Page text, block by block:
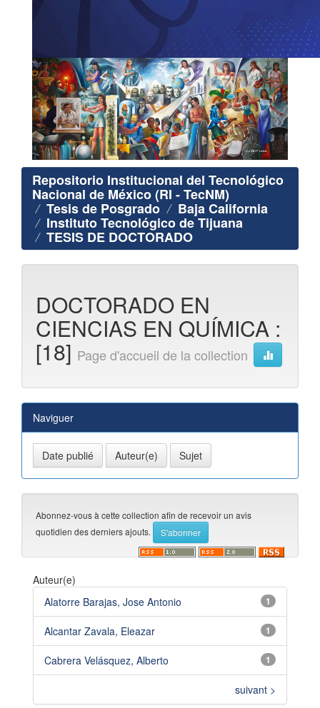
Repositorio Institucional del Tecnológico
Nacional de México (RI - TecNM)
Tesis de Posgrado Baja California
Instituto Tecnológico de Tijuana
TESIS DE DOCTORADO
DOCTORADO EN
CIENCIAS EN QUÍMICA :
[18] Page d'accueil de la collection
Naviguer
Abonnez-vous à cette collection afin de recevoir un avis
quotidien des derniers ajouts.
Auteur(e)
1
Alatorre Barajas, Jose Antonio
1
Alcantar Zavala, Eleazar
1
Cabrera Velásquez, Alberto
suivant >